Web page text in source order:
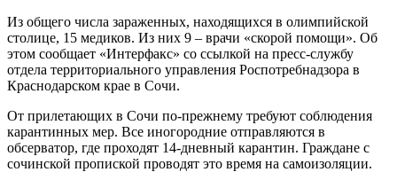
Из общего числа зараженных, находящихся в олимпийской
столице, 15 медиков. Из них 9 – врачи «скорой помощи». Об
этом сообщает «Интерфакс» со ссылкой на пресс-службу
отдела территориального управления Роспотребнадзора в
Краснодарском крае в Сочи.
От прилетающих в Сочи по-прежнему требуют соблюдения
карантинных мер. Все иногородние отправляются в
обсерватор, где проходят 14-дневный карантин. Граждане с
сочинской пропиской проводят это время на самоизоляции.